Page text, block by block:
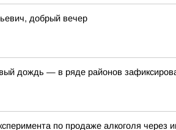
добрый вечер
дождь — в ряде районов
по продаже алкоголя